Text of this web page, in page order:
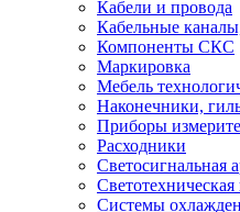
Кабели и провода
Кабельные
Компоненты СКС
Маркировка
Мебель
Наконечники,
Приборы
Расходники
Светосигнальная
Системы